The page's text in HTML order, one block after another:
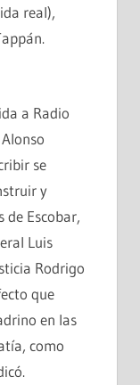
real),
a Radio
se
y
de Escobar,
Luis
Rodrigo
que
en las
como